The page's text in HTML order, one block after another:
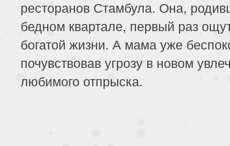
ресторанов Стамбула. Она,
бедном квартале, первый раз
богатой жизни. А мама уже
почувствовав угрозу в новом
любимого отпрыска.